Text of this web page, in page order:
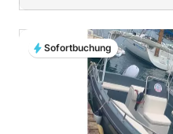
Sofortbuchung